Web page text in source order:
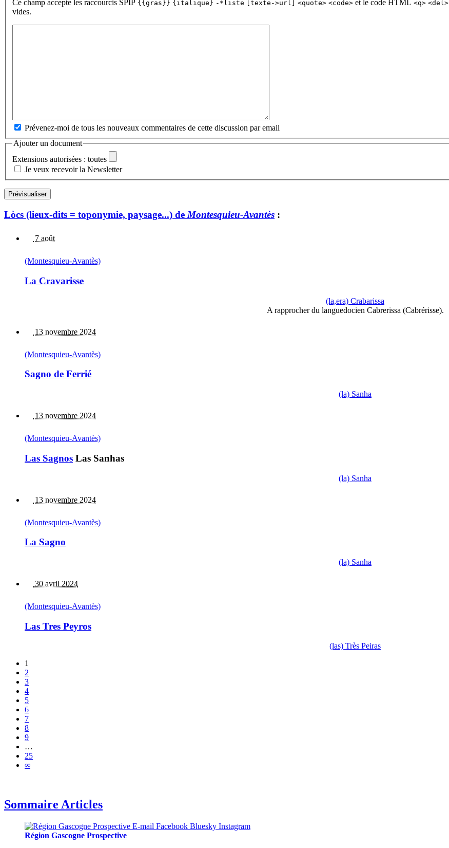
Ce champ accepte les raccourcis SPIP {{gras}} {italique} -*liste [texte->url] <quote> <code> et le code HTML <q> <del>
vides.
Prévenez-moi de tous les nouveaux commentaires de cette discussion par email
Ajouter un document
Extensions autorisées : toutes
Je veux recevoir la Newsletter
Lòcs (lieux-dits = toponymie, paysage...) de Montesquieu-Avantès :
7 août
(Montesquieu-Avantès)
La Cravarisse
(la,era) Crabarissa
A rapprocher du languedocien Cabrerissa (Cabrérisse).
13 novembre 2024
(Montesquieu-Avantès)
Sagno de Ferrié
(la) Sanha
13 novembre 2024
(Montesquieu-Avantès)
Las Sagnos Las Sanhas
(la) Sanha
13 novembre 2024
(Montesquieu-Avantès)
La Sagno
(la) Sanha
30 avril 2024
(Montesquieu-Avantès)
Las Tres Peyros
(las) Très Peiras
1
2
3
4
5
6
7
8
9
…
25
∞
Sommaire Articles
Région Gascogne Prospective